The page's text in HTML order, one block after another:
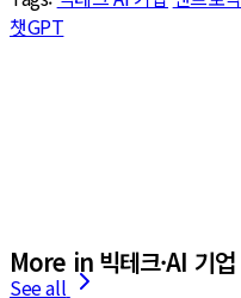
챗GPT
More in 빅테크·AI 기업
See all